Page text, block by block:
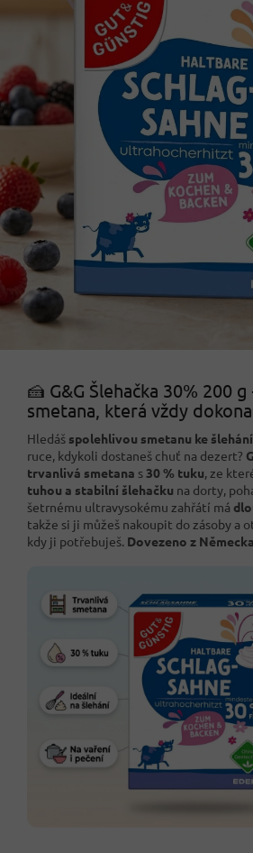
🍰 G&G Šlehačka 30% 200
smetana, která vždy
Hledáš spolehlivou smetanu ke šlehání
ruce, kdykoli dostaneš chuť na dezert?
trvanlivá smetana s30 % tuku, ze
tuhou a stabilní šlehačku na dorty,
šetrnému ultravysokému zahřátí má
takže si ji můžeš nakoupit do zásoby a
kdy ji potřebuješ. Dovezeno z